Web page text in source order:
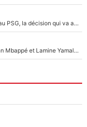
Bradley Barcola : Luis Enrique prêt à l’écarter au PSG, la décision qui va accélérer son transfert à Liverpool ?
La Liga sur beIN SPORTS, c’est terminé : Kylian Mbappé et Lamine Yamal changent de chaîne, «le moment était venu d'ouvrir un nouveau chapitre»